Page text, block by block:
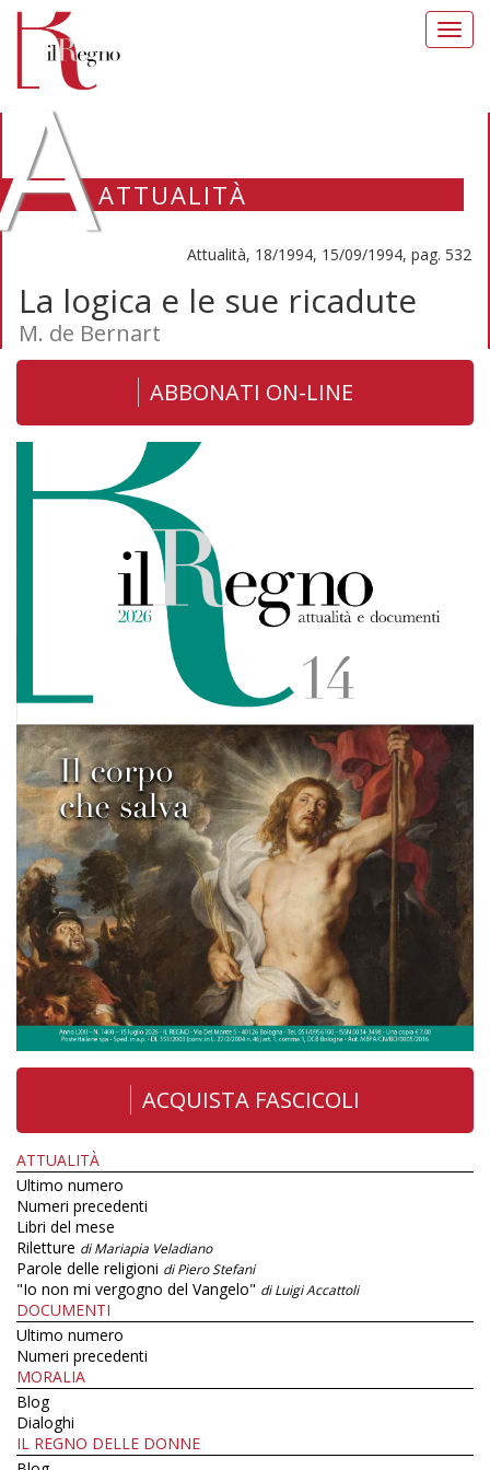
ATTUALITÀ
Attualità, 18/1994, 15/09/1994, pag. 532
La logica e le sue ricadute
M. de Bernart
ABBONATI ON-LINE
ACQUISTA FASCICOLI
ATTUALITÀ
Ultimo numero
Numeri precedenti
Libri del mese
Riletture di Mariapia Veladiano
Parole delle religioni di Piero Stefani
"Io non mi vergogno del Vangelo" di Luigi Accattoli
DOCUMENTI
Ultimo numero
Numeri precedenti
MORALIA
Blog
Dialoghi
IL REGNO DELLE DONNE